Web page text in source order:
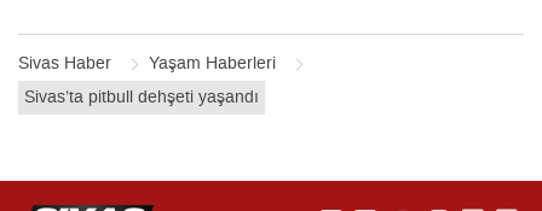
Sivas Haber
Yaşam Haberleri
Sivas’ta pitbull dehşeti yaşandı